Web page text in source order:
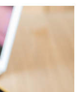
от ведущих
лет и
Вход на все
В 2025 году в
городов
Оренбургской
округа и
звездой стал
эстрадный
конкурса страны